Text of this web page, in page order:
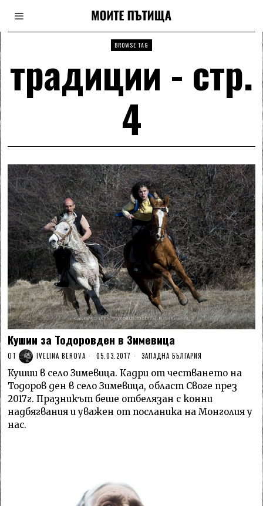
BROWSE TAG
традиции - стр.
4
Кушии за Тодоровден в Зимевица
ОТ IVELINA BEROVA 05.03.2017 ЗАПАДНА БЪЛГАРИЯ
Кушии в село Зимевица. Кадри от честването на
Тодоров ден в село Зимевица, област Своге през
2017г. Празникът беше отбелязан с конни
надбягвания и уважен от посланика на Монголия у
нас.